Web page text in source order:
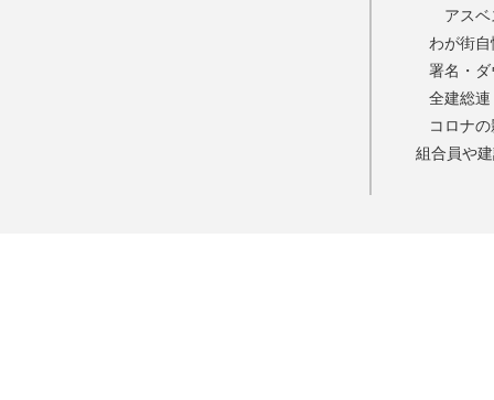
アス
わが街自
署名・
全建総
コロナ
組合員や